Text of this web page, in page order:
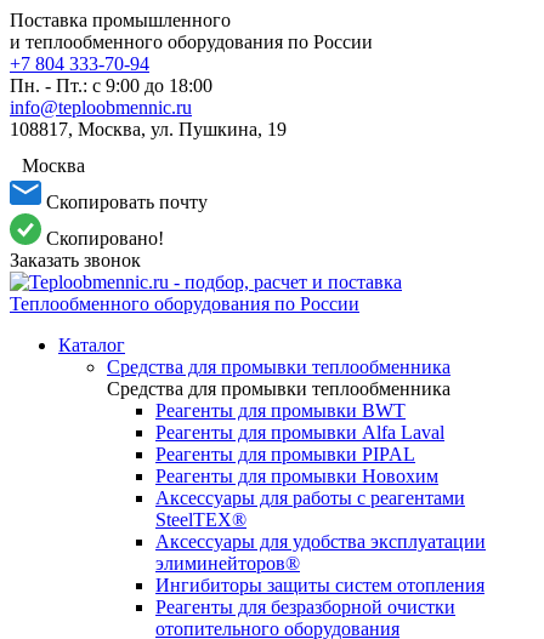
Поставка промышленного
и теплообменного оборудования по России
+7 804 333-70-94
Пн. - Пт.: с 9:00 до 18:00
info@teploobmennic.ru
108817, Москва, ул. Пушкина, 19
Москва
Скопировать почту
Скопировано!
Заказать звонок
Каталог
Средства для промывки теплообменника
Средства для промывки теплообменника
Реагенты для промывки BWT
Реагенты для промывки Alfa Laval
Реагенты для промывки PIPAL
Реагенты для промывки Новохим
Аксессуары для работы с реагентами
SteelTEX®
Аксессуары для удобства эксплуатации
элиминейторов®
Ингибиторы защиты систем отопления
Реагенты для безразборной очистки
отопительного оборудования